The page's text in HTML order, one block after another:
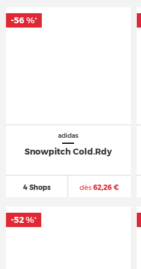
adidas
Snowpitch Cold.Rdy
4 Shops dès 62,26 €
-56 %*
-52 %*